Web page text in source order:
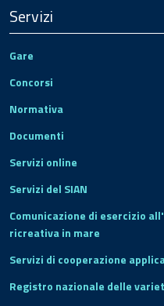
Servizi
Gare
Concorsi
Normativa
Documenti
Servizi online
Servizi del SIAN
Comunicazione di esercizio
ricreativa in mare
Servizi di cooperazione
Registro nazionale delle